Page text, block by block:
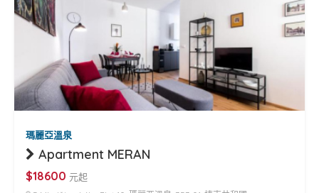
瑪麗亞溫泉
Apartment MERAN
$18600 元起